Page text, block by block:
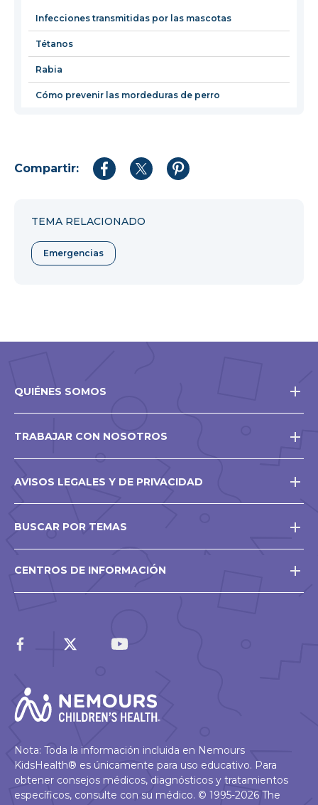
nueva
ventana
Infecciones transmitidas por las mascotas
Tétanos
Rabia
Cómo prevenir las mordeduras de perro
Compartir:
CompartirCompartirCompartir
TEMA RELACIONADO
Emergencias
QUIÉNES SOMOS
TRABAJAR CON NOSOTROS
AVISOS LEGALES Y DE PRIVACIDAD
BUSCAR POR TEMAS
CENTROS DE INFORMACIÓN
Nota: Toda la información incluida en Nemours
KidsHealth® es únicamente para uso educativo. Para
obtener consejos médicos, diagnósticos y tratamientos
específicos, consulte con su médico. © 1995-2026 The